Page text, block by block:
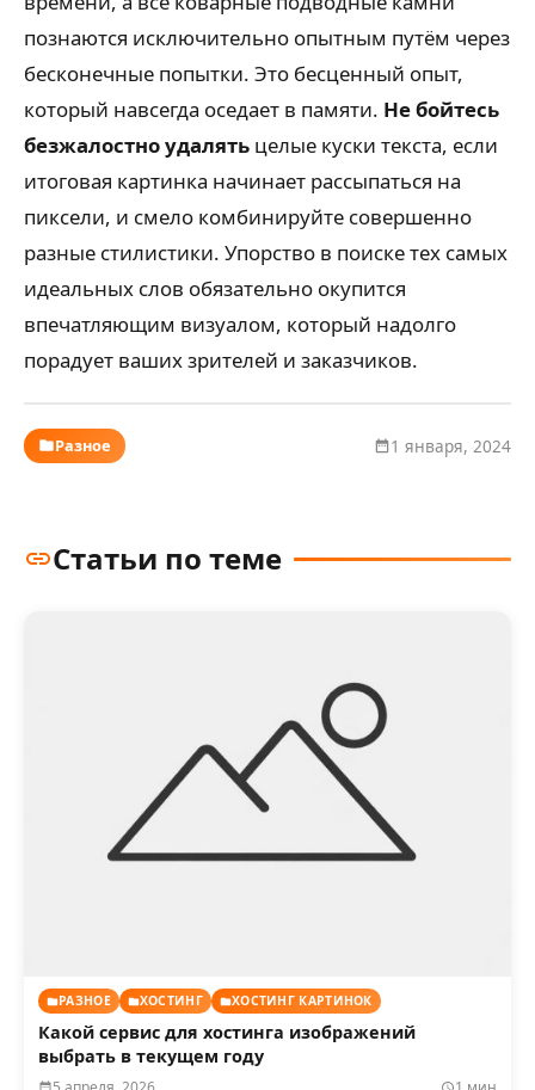
познаются исключительно опытным путём через
бесконечные попытки. Это бесценный опыт,
который навсегда оседает в памяти. Не бойтесь
безжалостно удалять целые куски текста, если
итоговая картинка начинает рассыпаться на
пиксели, и смело комбинируйте совершенно
разные стилистики. Упорство в поиске тех самых
идеальных слов обязательно окупится
впечатляющим визуалом, который надолго
порадует ваших зрителей и заказчиков.
Разное 1 января, 2024
Статьи по теме
РАЗНОЕ ХОСТИНГ ХОСТИНГ КАРТИНОК
Какой сервис для хостинга изображений
выбрать в текущем году